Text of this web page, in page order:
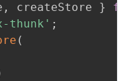
, createStore }
thunk' ;
(